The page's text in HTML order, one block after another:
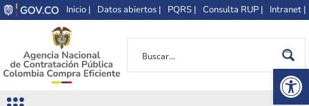
Inicio | Datos abiertos | PQRS | Consulta RUP | Intranet |